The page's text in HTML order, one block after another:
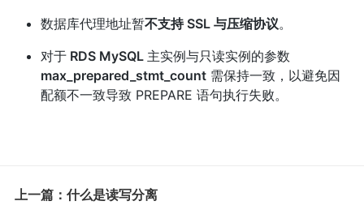
数据库代理地址暂不支持 SSL 与压缩协议。
对于RDS MySQL 主实例与只读实例的参数
max_prepared_stmt_count需保持一致，以避免因
配额不一致导致 PREPARE 语句执行失败。
上一篇：什么是读写分离